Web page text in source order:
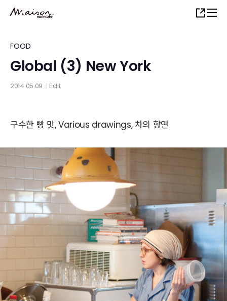
content
Share
FOOD
Global (3) New York
2014.05.09 Edit
구수한 빵 맛, Various drawings, 차의 향연